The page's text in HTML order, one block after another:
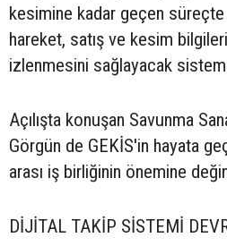
kesimine kadar geçen süreçte
hareket, satış ve kesim
izlenmesini sağlayacak
Açılışta konuşan Savunma
Görgün de GEKİS'in hayata
arası iş birliğinin önemine
DİJİTAL TAKİP SİSTEMİ